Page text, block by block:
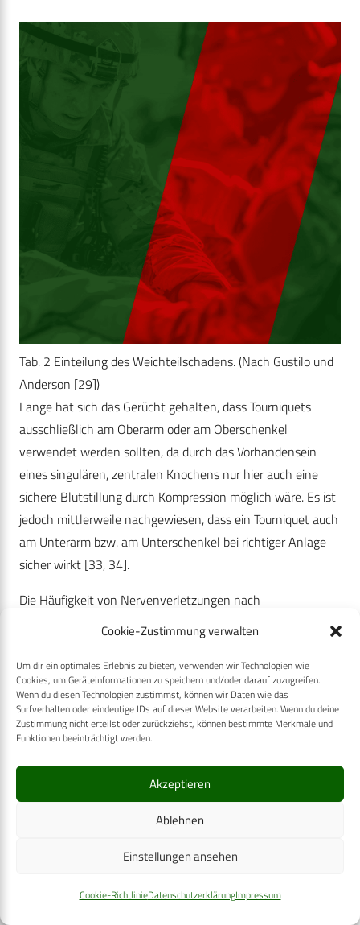
Cookie-Zustimmung verwalten
Um dir ein optimales Erlebnis zu bieten, verwenden wir Technologien wie
Cookies, um Geräteinformationen zu speichern und/oder darauf zuzugreifen.
Wenn du diesen Technologien zustimmst, können wir Daten wie das
Surfverhalten oder eindeutige IDs auf dieser Website verarbeiten. Wenn du deine
Zustimmung nicht erteilst oder zurückziehst, können bestimmte Merkmale und
Funktionen beeinträchtigt werden.
Akzeptieren
Ablehnen
Einstellungen ansehen
Cookie-RichtlinieDatenschutzerklärungImpressum
Tab. 2 Einteilung des Weichteilschadens. (Nach Gustilo und
Anderson [29])
Lange hat sich das Gerücht gehalten, dass Tourniquets
ausschließlich am Oberarm oder am Oberschenkel
verwendet werden sollten, da durch das Vorhandensein
eines singulären, zentralen Knochens nur hier auch eine
sichere Blutstillung durch Kompression möglich wäre. Es ist
jedoch mittlerweile nachgewiesen, dass ein Tourniquet auch
am Unterarm bzw. am Unterschenkel bei richtiger Anlage
sicher wirkt [33, 34].
Die Häufigkeit von Nervenverletzungen nach
Extremitätenbeschuss wird in der Literatur mit bis zu 25 %
angegeben [1]. Hier wird empfohlen, zur Bestimmung der
genauen Lokalisation der Verletzung die betroffenen
sensomotorischen Segmente zu untersuchen [1].
Alle Schussverletzungen sind als obligat kontaminiert zu
betrachten [1, 21]. Sie werden auch
sich in Art und Ausmaß über die Zeit. Im englischen
Sprachraum werden sie deshalb als „developingwounds“